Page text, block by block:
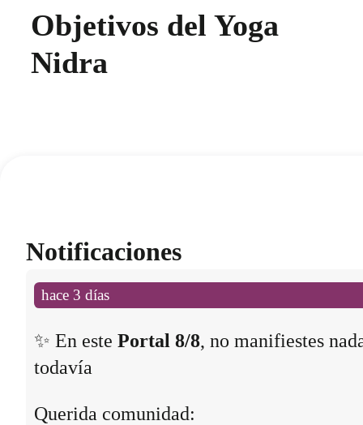
Objetivos del Yoga
Nidra
Notificaciones
hace 3 días
✨ En este Portal 8/8, no manifiestes
todavía
Querida comunidad: